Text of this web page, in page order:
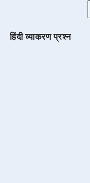
हिंदी व्याकरण प्रश्न